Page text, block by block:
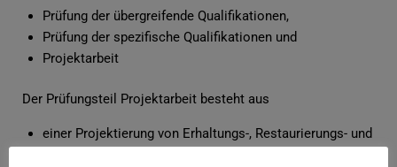
Prüfung der übergreifende Qualifikationen,
Prüfung der spezifische Qualifikationen und
Projektarbeit
Der Prüfungsteil Projektarbeit besteht aus
einer Projektierung von Erhaltungs-, Restaurierungs- und